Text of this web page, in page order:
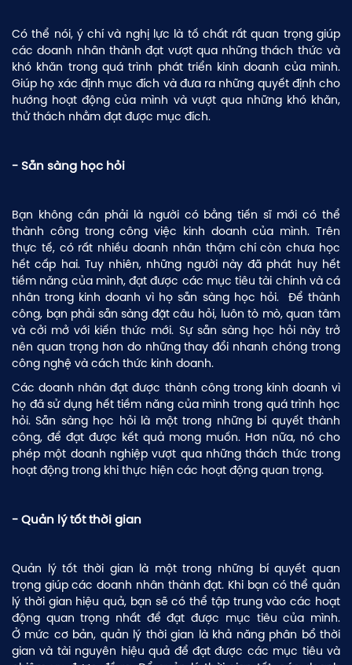
Có thể nói, ý chí và nghị lực là tố chất rất quan trọng giúp
các doanh nhân thành đạt vượt qua những thách thức và
khó khăn trong quá trình phát triển kinh doanh của mình.
Giúp họ xác định mục đích và đưa ra những quyết định cho
hướng hoạt động của mình và vượt qua những khó khăn,
thử thách nhằm đạt được mục đích.
- Sẵn sàng học hỏi
Bạn không cần phải là người có bằng tiến sĩ mới có thể
thành công trong công việc kinh doanh của mình. Trên
thực tế, có rất nhiều doanh nhân thậm chí còn chưa học
hết cấp hai. Tuy nhiên, những người này đã phát huy hết
tiềm năng của mình, đạt được các mục tiêu tài chính và cá
nhân trong kinh doanh vì họ sẵn sàng học hỏi. Để thành
công, bạn phải sẵn sàng đặt câu hỏi, luôn tò mò, quan tâm
và cởi mở với kiến ​​thức mới. Sự sẵn sàng học hỏi này trở
nên quan trọng hơn do những thay đổi nhanh chóng trong
công nghệ và cách thức kinh doanh.
Các doanh nhân đạt được thành công trong kinh doanh vì
họ đã sử dụng hết tiềm năng của mình trong quá trình học
hỏi. Sẵn sàng học hỏi là một trong những bí quyết thành
công, để đạt được kết quả mong muốn. Hơn nữa, nó cho
phép một doanh nghiệp vượt qua những thách thức trong
hoạt động trong khi thực hiện các hoạt động quan trọng.
- Quản lý tốt thời gian
Quản lý tốt thời gian là một trong những bí quyết quan
trọng giúp các doanh nhân thành đạt. Khi bạn có thể quản
lý thời gian hiệu quả, bạn sẽ có thể tập trung vào các hoạt
động quan trọng nhất để đạt được mục tiêu của mình.
Ở mức cơ bản, quản lý thời gian là khả năng phân bổ thời
gian và tài nguyên hiệu quả để đạt được các mục tiêu và